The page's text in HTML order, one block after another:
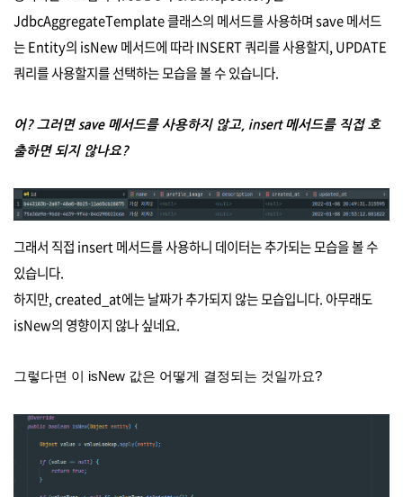
JdbcAggregateTemplate 클래스의 메서드를 사용하며 save 메서드
는 Entity의 isNew 메서드에 따라 INSERT 쿼리를 사용할지, UPDATE
쿼리를 사용할지를 선택하는 모습을 볼 수 있습니다.
어? 그러면 save 메서드를 사용하지 않고, insert 메서드를 직접 호
출하면 되지 않나요?
그래서 직접 insert 메서드를 사용하니 데이터는 추가되는 모습을 볼 수
있습니다.
하지만, created_at에는 날짜가 추가되지 않는 모습입니다. 아무래도
isNew의 영향이지 않나 싶네요.
그렇다면 이 isNew 값은 어떻게 결정되는 것일까요?